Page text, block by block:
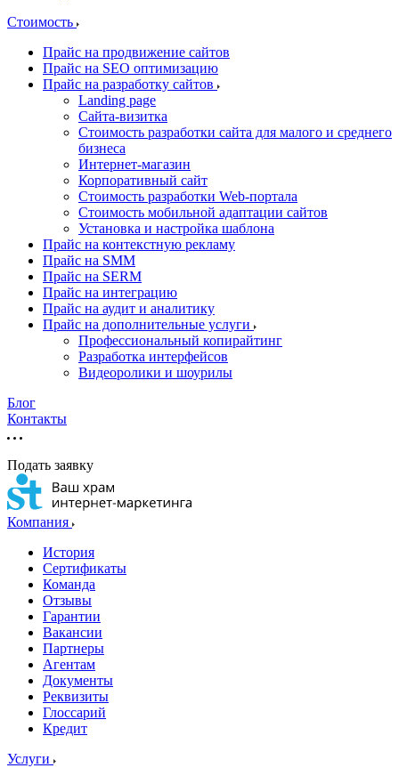
Стоимость
Прайс на продвижение сайтов
Прайс на SEO оптимизацию
Прайс на разработку сайтов
Landing page
Cайта-визитка
Стоимость разработки сайта для малого и среднего
бизнеса
Интернет-магазин
Корпоративный сайт
Стоимость разработки Web-портала
Стоимость мобильной адаптации сайтов
Установка и настройка шаблона
Прайс на контекстную рекламу
Прайс на SMM
Прайс на SERM
Прайс на интеграцию
Прайс на аудит и аналитику
Прайс на дополнительные услуги
Профессиональный копирайтинг
Разработка интерфейсов
Видеоролики и шоурилы
Блог
Контакты
Подать заявку
Компания
История
Сертификаты
Команда
Отзывы
Гарантии
Вакансии
Партнеры
Агентам
Документы
Реквизиты
Глоссарий
Кредит
Услуги